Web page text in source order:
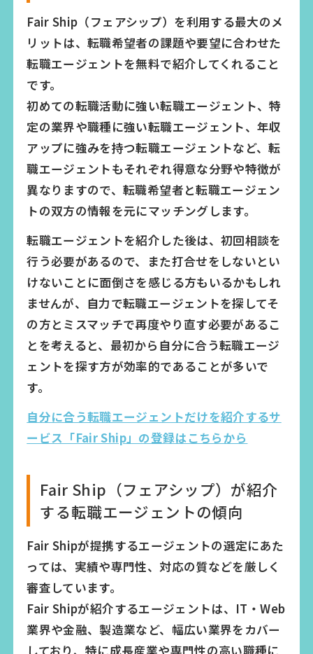
Fair Ship（フェアシップ）を利用する最大のメ
リットは、転職希望者の課題や要望に合わせた
転職エージェントを無料で紹介してくれること
です。
初めての転職活動に強い転職エージェント、特
定の業界や職種に強い転職エージェント、年収
アップに強みを持つ転職エージェントなど、転
職エージェントもそれぞれ得意な分野や特徴が
異なりますので、転職希望者と転職エージェン
トの双方の情報を元にマッチングします。
転職エージェントを紹介した後は、初回相談を
行う必要があるので、また打合せをしないとい
けないことに面倒さを感じる方もいるかもしれ
ませんが、自力で転職エージェントを探してそ
の方とミスマッチで再度やり直す必要があるこ
とを考えると、最初から自分に合う転職エージ
ェントを探す方が効率的であることが多いで
す。
自分に合う転職エージェントだけを紹介するサ
ービス「Fair Ship」の登録はこちらから
Fair Ship（フェアシップ）が紹介
する転職エージェントの傾向
Fair Shipが提携するエージェントの選定にあた
っては、実績や専門性、対応の質などを厳しく
審査しています。
Fair Shipが紹介するエージェントは、IT・Web
業界や金融、製造業など、幅広い業界をカバー
しており、特に成長産業や専門性の高い職種に